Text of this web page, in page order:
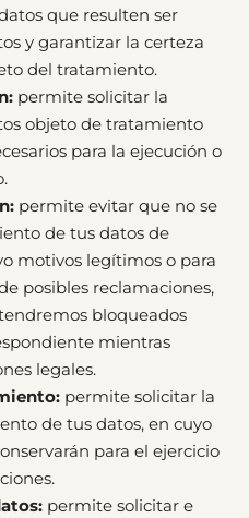
que resulten ser
y garantizar la certeza
del tratamiento.
permite solicitar la
objeto de tratamiento
para la ejecución o
permite evitar que no se
de tus datos de
motivos legítimos o para
posibles reclamaciones,
bloqueados
mientras
legales.
permite solicitar la
de tus datos, en cuyo
para el ejercicio
permite solicitar e